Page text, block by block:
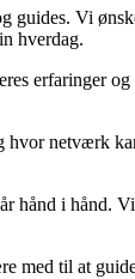
guides. Vi
hverdag.
erfaringer
netværk
i
til at